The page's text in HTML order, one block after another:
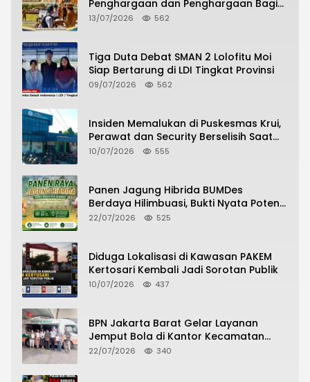
Penghargaan dan Penghargaan Bagi
Siswa Berprestasi Pada Pembukaan TA
13/07/2026 562
Tiga Duta Debat SMAN 2 Lolofitu Moi
Siap Bertarung di LDI Tingkat Provinsi
09/07/2026 562
Insiden Memalukan di Puskesmas Krui,
Perawat dan Security Berselisih Saat
Pelayanan Pasien Berlangsung
10/07/2026 555
Panen Jagung Hibrida BUMDes
Berdaya Hilimbuasi, Bukti Nyata Potensi
Pertanian Desa
22/07/2026 525
Diduga Lokalisasi di Kawasan PAKEM
Kertosari Kembali Jadi Sorotan Publik
10/07/2026 437
BPN Jakarta Barat Gelar Layanan
Jemput Bola di Kantor Kecamatan
Grogol Petamburan, Warga Antusias
22/07/2026 340